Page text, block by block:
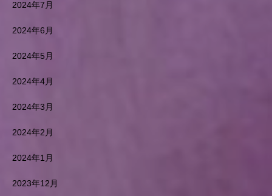
2024年7月
2024年6月
2024年5月
2024年4月
2024年3月
2024年2月
2024年1月
2023年12月